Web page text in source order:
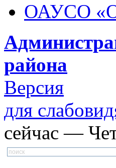
ОАУСО
района
Версия
для
сейчас —